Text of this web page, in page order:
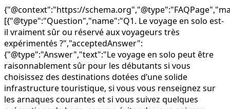
{"@context":"https://
[{"@type":"Question","name":"Q1. Le voyage en solo est-
il vraiment sûr ou réservé aux voyageurs très
expérimentés ?","acceptedAnswer":
{"@type":"Answer","text":"Le voyage en solo peut être
raisonnablement sûr pour les débutants si vous
choisissez des destinations dotées d’une solide
infrastructure touristique, si vous vous renseignez sur
les arnaques courantes et si vous suivez quelques